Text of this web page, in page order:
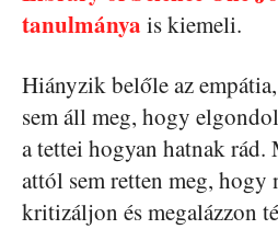
tanulmánya is kiemeli.
Hiányzik belőle az
sem áll meg, hogy
a tettei hogyan hatnak rád.
attól sem retten meg, hogy
kritizáljon és megalázzon